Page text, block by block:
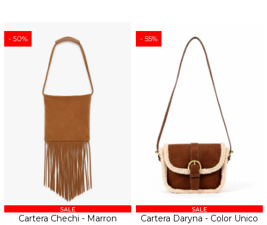
50
Cartera Chechi - Marron
55
Cartera Daryna - Color Unico